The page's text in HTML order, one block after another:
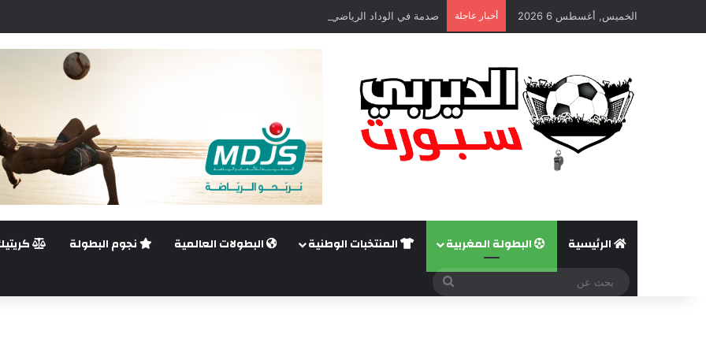
الخميس, أغسطس 6 2026 أخبار عاجلة صدمة في الوداد الرياضي.. غيليرمي فيريرا يقترب من الجراحة بعد قطع في الرباط الصليبي
الرئيسية البطولة المغربية المنتخبات الوطنية البطولات العالمية نجوم البطولة